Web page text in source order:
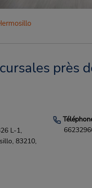
près
L-1,
83210,